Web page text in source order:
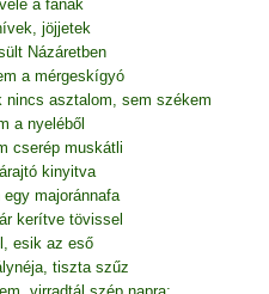
a fának
jöjjetek
Názáretben
a mérgeskígyó
nincs asztalom, sem székem
a nyeléből
cserép muskátli
kinyitva
majoránnafa
kerítve tövissel
esik az eső
tiszta szűz